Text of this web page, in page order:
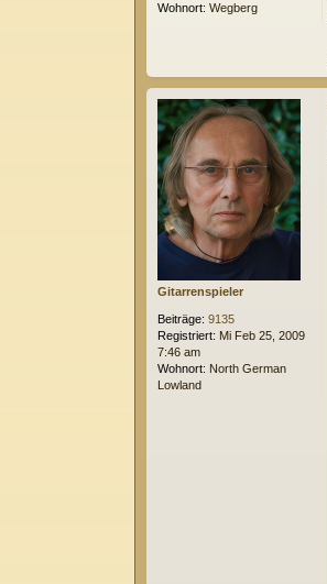
Wohnort: Wegberg
Gitarrenspieler
Beiträge: 9135
Registriert: Mi Feb 25, 2009
7:46 am
Wohnort: North German
Lowland